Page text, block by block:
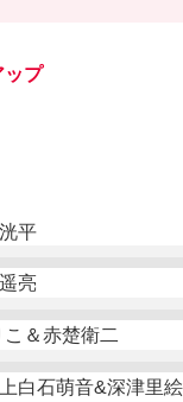
ップ
平
亮
＆赤楚衛二
白石萌音&深津里